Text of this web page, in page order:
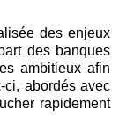
des enjeux
des banques
ambitieux afin
ci, abordés avec
rapidement